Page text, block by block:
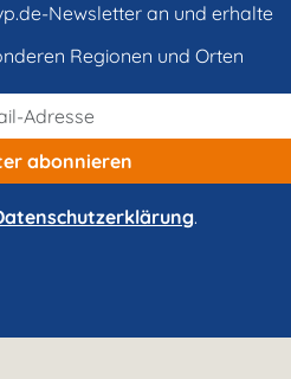
Newsletter an und erhalte
Regionen und Orten
abonnieren
.